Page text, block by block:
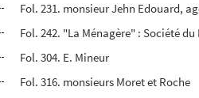
Fol. 231. monsieur Jehn Edouard,
Fol. 242. "La Ménagère" : Société
Fol. 304. E. Mineur
Fol. 316. monsieurs Moret et Roche